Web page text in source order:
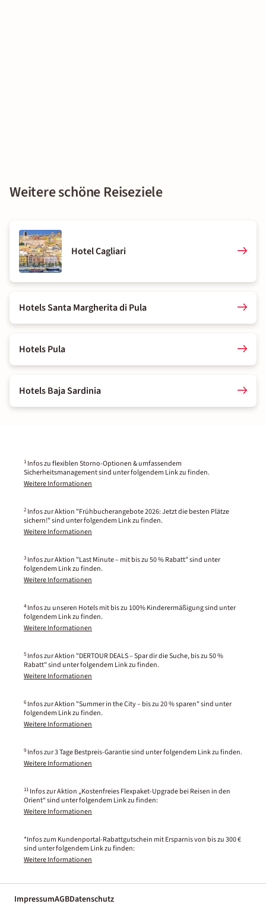
Weitere schöne Reiseziele
Hotel Cagliari
Hotels Santa Margherita di Pula
Hotels Pula
Hotels Baja Sardinia
1 Infos zu flexiblen Storno-Optionen & umfassendem
Sicherheitsmanagement sind unter folgendem Link zu finden.
Weitere Informationen
2 Infos zur Aktion "Frühbucherangebote 2026: Jetzt die besten Plätze
sichern!" sind unter folgendem Link zu finden.
Weitere Informationen
3 Infos zur Aktion "Last Minute – mit bis zu 50 % Rabatt" sind unter
folgendem Link zu finden.
Weitere Informationen
4 Infos zu unseren Hotels mit bis zu 100% Kinderermäßigung sind unter
folgendem Link zu finden.
Weitere Informationen
5 Infos zur Aktion "DERTOUR DEALS – Spar dir die Suche, bis zu 50 %
Rabatt" sind unter folgendem Link zu finden.
Weitere Informationen
6 Infos zur Aktion "Summer in the City – bis zu 20 % sparen" sind unter
folgendem Link zu finden.
Weitere Informationen
9 Infos zur 3 Tage Bestpreis-Garantie sind unter folgendem Link zu finden.
Weitere Informationen
11 Infos zur Aktion „Kostenfreies Flexpaket-Upgrade bei Reisen in den
Orient“ sind unter folgendem Link zu finden:
Weitere Informationen
*Infos zum Kundenportal-Rabattgutschein mit Ersparnis von bis zu 300 €
sind unter folgendem Link zu finden:
Weitere Informationen
ImpressumAGBDatenschutz